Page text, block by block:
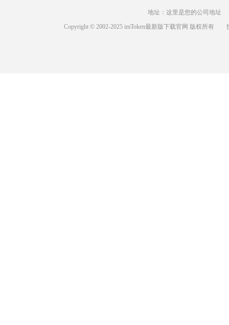
地址：这里是您的公司地
Copyright © 2002-2025 imToken最新版下载官网 版权所有